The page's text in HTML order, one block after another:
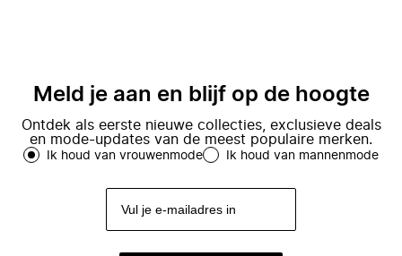
Meld je aan en blijf op de hoogte
Ontdek als eerste nieuwe collecties, exclusieve deals
en mode-updates van de meest populaire merken.
Ik houd van vrouwenmode Ik houd van mannenmode